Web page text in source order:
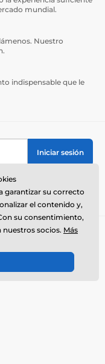
mundial.
Nuestro
indispensable que le
Iniciar sesión
tratamiento de mis
collares.es
garantizar su correcto
el contenido y,
su consentimiento,
socios. Más